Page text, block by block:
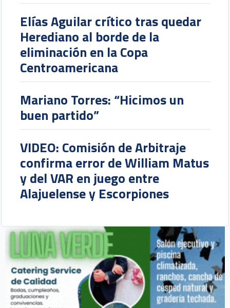
Elías Aguilar crítico tras quedar
Herediano al borde de la
eliminación en la Copa
Centroamericana
Mariano Torres: “Hicimos un
buen partido”
VIDEO: Comisión de Arbitraje
confirma error de William Matus
y del VAR en juego entre
Alajuelense y Escorpiones